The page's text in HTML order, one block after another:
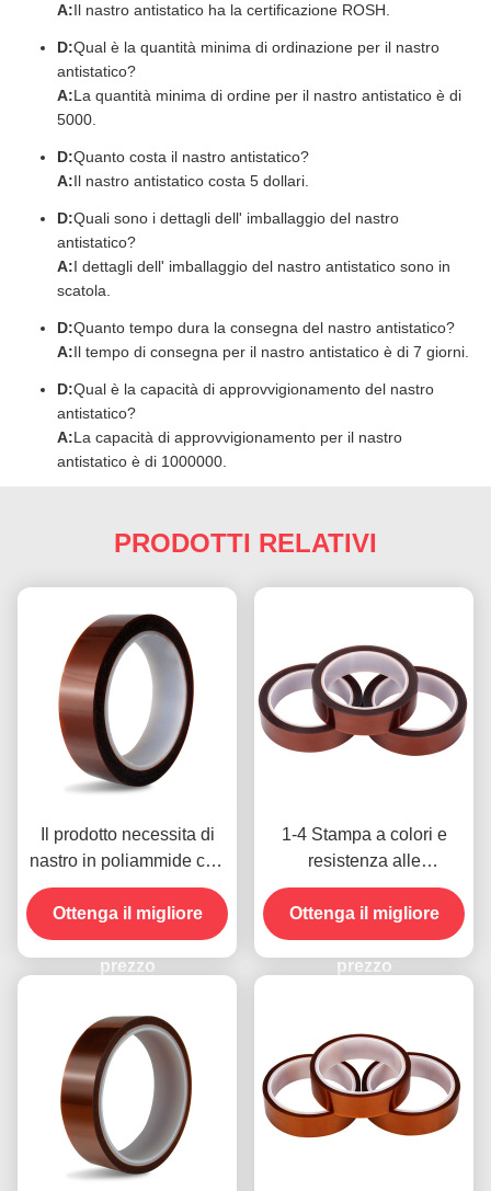
A:Il nastro antistatico ha la certificazione ROSH.
D:Qual è la quantità minima di ordinazione per il nastro
antistatico?
A:La quantità minima di ordine per il nastro antistatico è di
5000.
D:Quanto costa il nastro antistatico?
A:Il nastro antistatico costa 5 dollari.
D:Quali sono i dettagli dell' imballaggio del nastro
antistatico?
A:I dettagli dell' imballaggio del nastro antistatico sono in
scatola.
D:Quanto tempo dura la consegna del nastro antistatico?
A:Il tempo di consegna per il nastro antistatico è di 7 giorni.
D:Qual è la capacità di approvvigionamento del nastro
antistatico?
A:La capacità di approvvigionamento per il nastro
antistatico è di 1000000.
PRODOTTI RELATIVI
Il prodotto necessita di
nastro in poliammide con
resistenza alla tensione
di 1000V
Ottenga il migliore
prezzo
1-4 Stampa a colori e
resistenza alle
temperature -10C-80C
Metodo di pagamento con
carta di credito per
modelli precedenti
Ottenga il migliore
prezzo